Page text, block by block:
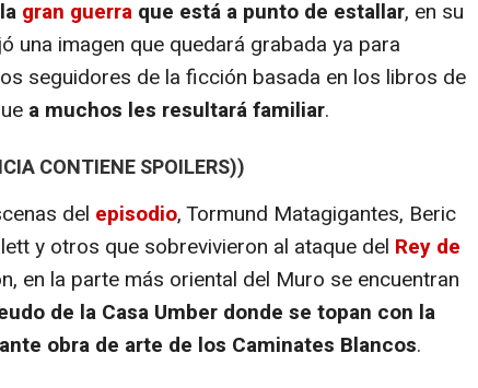
gran guerra que está a punto de estallar, en su
una imagen que quedará grabada ya para
seguidores de la ficción basada en los libros de
a muchos les resultará familiar.
CONTIENE SPOILERS))
del episodio, Tormund Matagigantes, Beric
y otros que sobrevivieron al ataque del Rey de
en la parte más oriental del Muro se encuentran
de la Casa Umber donde se topan con la
obra de arte de los Caminates Blancos.